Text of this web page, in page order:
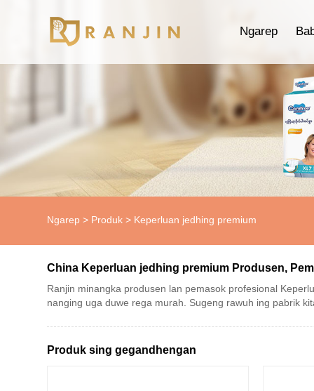
Ngarep
Ngarep > Produk > Keperluan jedhing premium
China Keperluan jedhing premium Produsen,
Ranjin minangka produsen lan pemasok profesional
nanging uga duwe rega murah. Sugeng rawuh ing pabrik
Produk sing gegandhengan